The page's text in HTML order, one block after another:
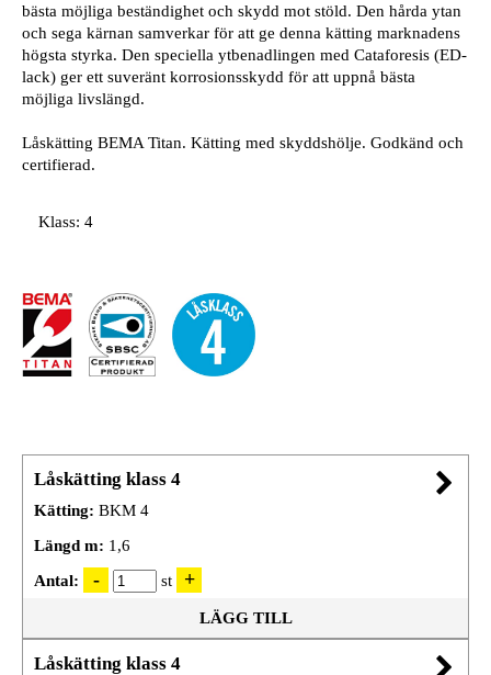
bästa möjliga beständighet och skydd mot stöld. Den hårda ytan
och sega kärnan samverkar för att ge denna kätting marknadens
högsta styrka. Den speciella ytbenadlingen med Cataforesis (ED-
lack) ger ett suveränt korrosionsskydd för att uppnå bästa
möjliga livslängd.
Låskätting BEMA Titan. Kätting med skyddshölje. Godkänd och
certifierad.
Klass: 4
Låskätting klass 4
Kätting: BKM 4
Längd m: 1,6
Antal:
st
LÄGG TILL
Låskätting klass 4